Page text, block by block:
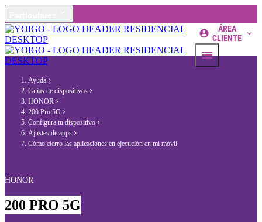
ÁREA
CLIENTE
Ayuda
Guías de dispositivos
HONOR
200 Pro 5G
Configura tu dispositivo
Ajustes de apps
Cómo cierro las aplicaciones en ejecución en mi móvil
HONOR
200 PRO 5G